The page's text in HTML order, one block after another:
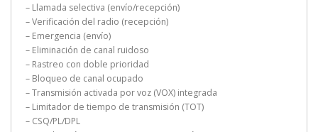
– Llamada selectiva (envío/recepción)
– Verificación del radio (recepción)
– Emergencia (envío)
– Eliminación de canal ruidoso
– Rastreo con doble prioridad
– Bloqueo de canal ocupado
– Transmisión activada por voz (VOX) integrada
– Limitador de tiempo de transmisión (TOT)
– CSQ/PL/DPL